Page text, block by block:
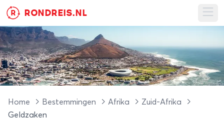
R RONDREIS.NL
Home Bestemmingen Afrika
Zuid-Afrika
Geldzaken